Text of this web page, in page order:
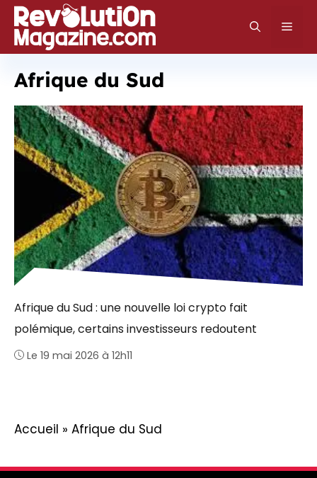
Aller
au
contenu
Afrique du Sud
Afrique du Sud : une nouvelle loi crypto fait
polémique, certains investisseurs redoutent
Le 19 mai 2026 à 12h11
Accueil » Afrique du Sud